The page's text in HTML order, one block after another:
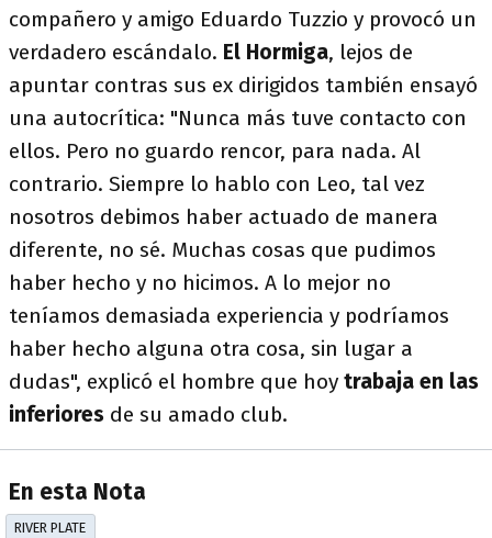
compañero y amigo Eduardo Tuzzio y provocó un
verdadero escándalo. El Hormiga, lejos de
apuntar contras sus ex dirigidos también ensayó
una autocrítica: "Nunca más tuve contacto con
ellos. Pero no guardo rencor, para nada. Al
contrario. Siempre lo hablo con Leo, tal vez
nosotros debimos haber actuado de manera
diferente, no sé. Muchas cosas que pudimos
haber hecho y no hicimos. A lo mejor no
teníamos demasiada experiencia y podríamos
haber hecho alguna otra cosa, sin lugar a
dudas", explicó el hombre que hoy trabaja en las
inferiores de su amado club.
En esta Nota
RIVER PLATE